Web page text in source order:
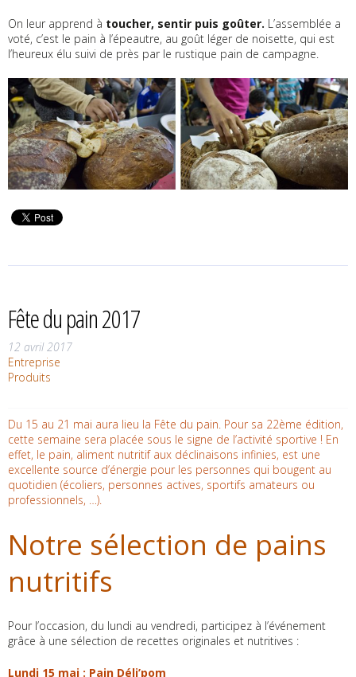
On leur apprend à toucher, sentir puis goûter. L’assemblée a
voté, c’est le pain à l’épeautre, au goût léger de noisette, qui est
l’heureux élu suivi de près par le rustique pain de campagne.
Fête du pain 2017
12 avril 2017
Entreprise
Produits
Du 15 au 21 mai aura lieu la Fête du pain. Pour sa 22ème édition,
cette semaine sera placée sous le signe de l’activité sportive ! En
effet, le pain, aliment nutritif aux déclinaisons infinies, est une
excellente source d’énergie pour les personnes qui bougent au
quotidien (écoliers, personnes actives, sportifs amateurs ou
professionnels, …).
Notre sélection de pains
nutritifs
Pour l’occasion, du lundi au vendredi, participez à l’événement
grâce à une sélection de recettes originales et nutritives :
Lundi 15 mai : Pain Déli’pom